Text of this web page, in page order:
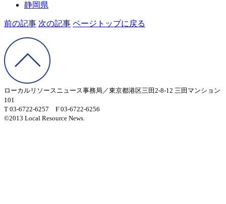
静岡県
前の記事 次の記事 ページトップに戻る
ローカルリソースニュース事務局／東京都港区三田2-8-12 三田マンション
101
T 03-6722-6257 F 03-6722-6256
©2013 Local Resource News.